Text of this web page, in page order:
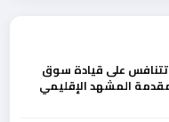
تتنافس على قيادة سوق
مقدمة المشهد الإقليمي